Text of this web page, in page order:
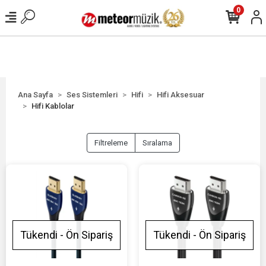
0
Ana Sayfa Ses Sistemleri Hifi
Hifi Aksesuar
Hifi Kablolar
Filtreleme Sıralama
Tükendi - Ön Sipariş Tükendi - Ön Sipariş